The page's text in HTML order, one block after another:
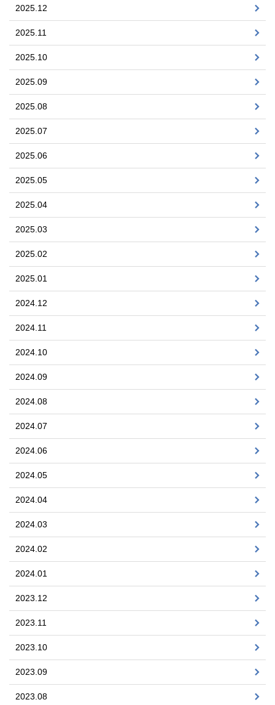
2025.12
2025.11
2025.10
2025.09
2025.08
2025.07
2025.06
2025.05
2025.04
2025.03
2025.02
2025.01
2024.12
2024.11
2024.10
2024.09
2024.08
2024.07
2024.06
2024.05
2024.04
2024.03
2024.02
2024.01
2023.12
2023.11
2023.10
2023.09
2023.08